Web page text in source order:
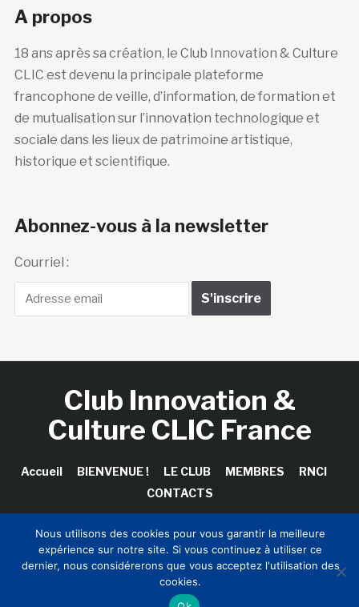
A propos
18 ans après sa création, le Club Innovation & Culture
CLIC est devenu la principale plateforme
francophone de veille, d’information, de formation et
de mutualisation sur l’innovation technologique et
sociale dans les lieux de patrimoine artistique,
historique et scientifique.
Abonnez-vous à la newsletter
Courriel :
Club Innovation &
Culture CLIC France
Accueil BIENVENUE ! LE CLUB MEMBRES
RNCI
CONTACTS
Copyright © 2026 Club Innovation & Culture CLIC France /
Sinapses Conseils
Nous utilisons des cookies pour vous garantir la meilleure
expérience sur notre site. Si vous continuez à utiliser ce
dernier, nous considérerons que vous acceptez l'utilisation des
cookies.